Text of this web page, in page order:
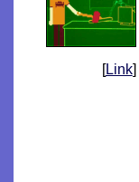
[Link]